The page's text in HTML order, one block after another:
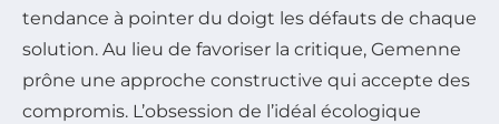
tendance à pointer du doigt les défauts de chaque
solution. Au lieu de favoriser la critique, Gemenne
prône une approche constructive qui accepte des
compromis. L’obsession de l’idéal écologique